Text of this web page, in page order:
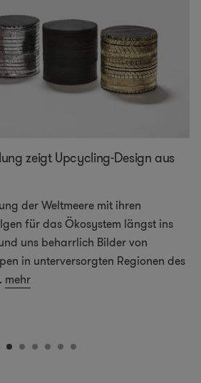
zeigt Upcycling-Design aus
der Weltmeere mit ihren
für das Ökosystem längst ins
uns beharrlich Bilder von
in unterversorgten Regionen des
mehr